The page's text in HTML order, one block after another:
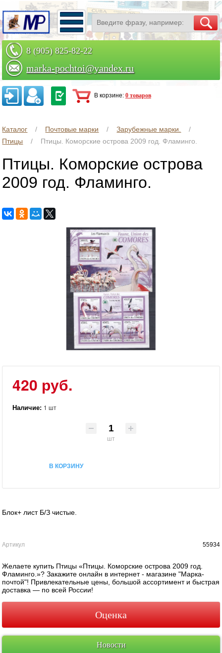
8 (905) 825-82-22
marka-pochtoi@yandex.ru
Заказать по телефону
В корзине: 0 товаров
Каталог Почтовые марки
Зарубежные марки.
Птицы
Птицы. Коморские острова 2009 год. Фламинго.
Птицы. Коморские острова
2009 год. Фламинго.
420 руб.
Наличие: 1 шт
шт
В КОРЗИНУ
Блок+ лист Б/З чистые.
Артикул 55934
Желаете купить Птицы «Птицы. Коморские острова 2009 год.
Фламинго.»? Закажите онлайн в интернет - магазине "Марка-
почтой"! Привлекательные цены, большой ассортимент и быстрая
доставка — по всей России!
Оценка
Новости